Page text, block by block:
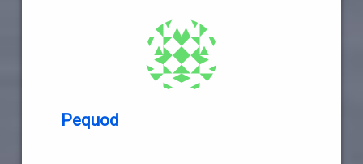
Pequod